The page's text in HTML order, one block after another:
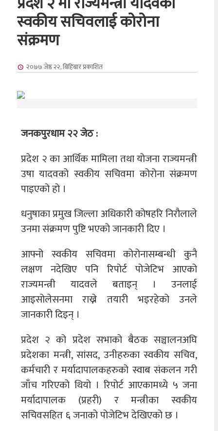
स्वकीय सचिवलाई कोरोना
संक्रमण
२०७७ जेष्ठ २२, बिहिबारप्रकाशित
जनकपुरधाम २२ जेठ :
प्रदेश २ का आर्थिक मामिला तथा योजना राज्यमन्त्री
उषा यादवको स्वकीय सचिवमा कोरोना संक्रमण
पाइएको हो ।
धनुषाका प्रमुख जिल्ला अधिकारी कोषहरि निरौलाले
उनमा संक्रमण पुष्टि भएको जानकारी दिए ।
आफ्नो स्वकीय सचिवमा कोरोनासम्बन्धी कुनै
लक्षण नदेखिए पनि रिपोर्ट पोजेटिभ आएको
राज्यमन्त्री यादवले बताइन् । उनलाई
आइसोलेसनमा राख्ने तयारी भइरहेको उनले
जानकारी दिइन् ।
प्रदेश २ को प्रदेश सभाको बैठक सञ्चालनअघि
प्रदेशका मन्त्री, सांसद, उनीहरुका स्वकीय सचिव,
कर्मचारी र मर्यादापालकहरुको स्वाब संकलन गरी
जाँच गरिएको थियो । रिपोर्ट आएकामध्ये ५ जना
मर्यादापालक (प्रहरी) र मन्त्रीका स्वकीय
सचिवसहित ६ जनाको पोजेटिभ देखिएको छ ।